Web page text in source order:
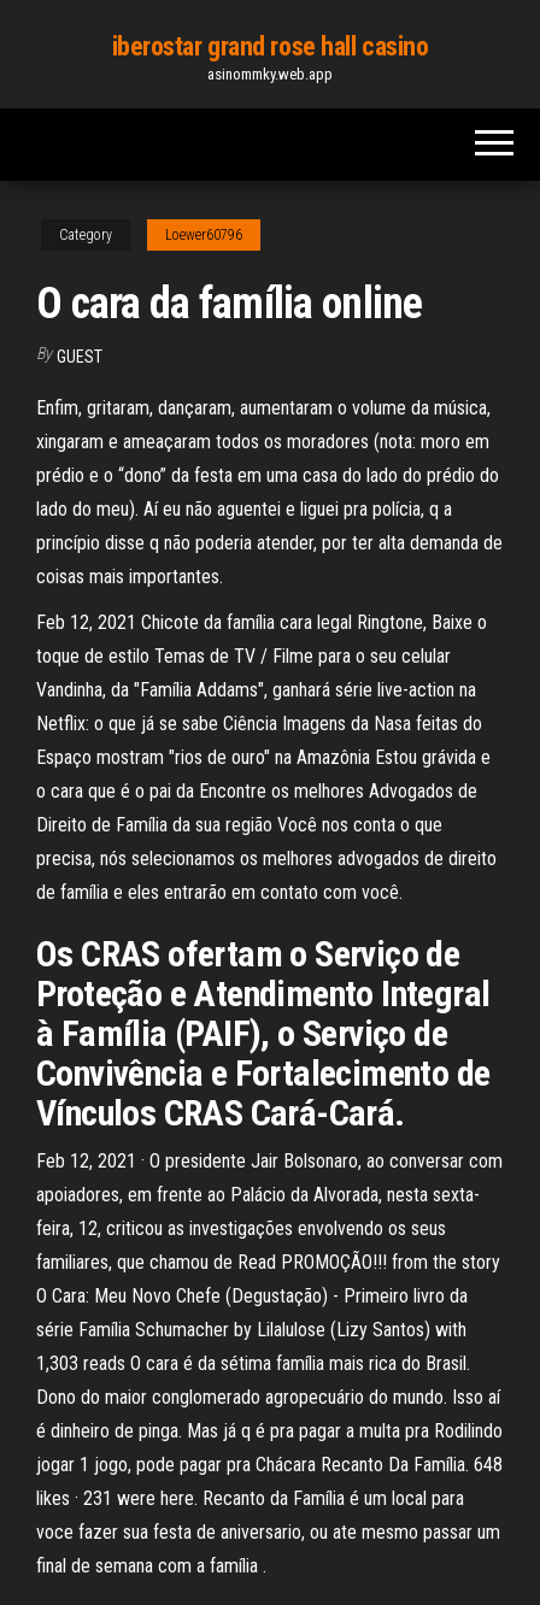
content
iberostar grand rose hall casino
asinommky.web.app
Category Loewer60796
O cara da família online
By GUEST
Enfim, gritaram, dançaram, aumentaram o volume da música,
xingaram e ameaçaram todos os moradores (nota: moro em
prédio e o “dono” da festa em uma casa do lado do prédio do
lado do meu). Aí eu não aguentei e liguei pra polícia, q a
princípio disse q não poderia atender, por ter alta demanda de
coisas mais importantes.
Feb 12, 2021 Chicote da família cara legal Ringtone, Baixe o
toque de estilo Temas de TV / Filme para o seu celular
Vandinha, da "Família Addams", ganhará série live-action na
Netflix: o que já se sabe Ciência Imagens da Nasa feitas do
Espaço mostram "rios de ouro" na Amazônia Estou grávida e
o cara que é o pai da Encontre os melhores Advogados de
Direito de Família da sua região Você nos conta o que
precisa, nós selecionamos os melhores advogados de direito
de família e eles entrarão em contato com você.
Os CRAS ofertam o Serviço de
Proteção e Atendimento Integral
à Família (PAIF), o Serviço de
Convivência e Fortalecimento de
Vínculos CRAS Cará-Cará.
Feb 12, 2021 · O presidente Jair Bolsonaro, ao conversar com
apoiadores, em frente ao Palácio da Alvorada, nesta sexta-
feira, 12, criticou as investigações envolvendo os seus
familiares, que chamou de Read PROMOÇÃO!!! from the story
O Cara: Meu Novo Chefe (Degustação) - Primeiro livro da
série Família Schumacher by Lilalulose (Lizy Santos) with
1,303 reads O cara é da sétima família mais rica do Brasil.
Dono do maior conglomerado agropecuário do mundo. Isso aí
é dinheiro de pinga. Mas já q é pra pagar a multa pra Rodilindo
jogar 1 jogo, pode pagar pra Chácara Recanto Da Família. 648
likes · 231 were here. Recanto da Família é um local para
voce fazer sua festa de aniversario, ou ate mesmo passar um
final de semana com a família .